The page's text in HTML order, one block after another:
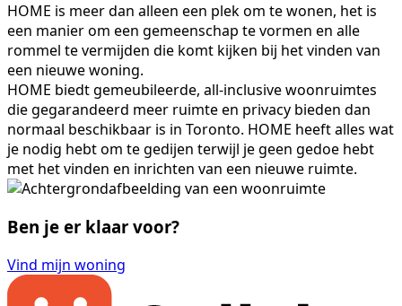
HOME is meer dan alleen een plek om te wonen, het is
een manier om een gemeenschap te vormen en alle
rommel te vermijden die komt kijken bij het vinden van
een nieuwe woning.
HOME biedt gemeubileerde, all-inclusive woonruimtes
die gegarandeerd meer ruimte en privacy bieden dan
normaal beschikbaar is in Toronto. HOME heeft alles wat
je nodig hebt om te gedijen terwijl je geen gedoe hebt
met het vinden en inrichten van een nieuwe ruimte.
Ben je er klaar voor?
Vind mijn woning